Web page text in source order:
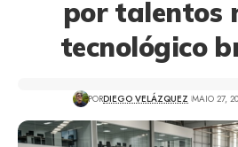
por talentos
tecnológico
PORDIEGO VELÁZQUEZ MAIO 27,